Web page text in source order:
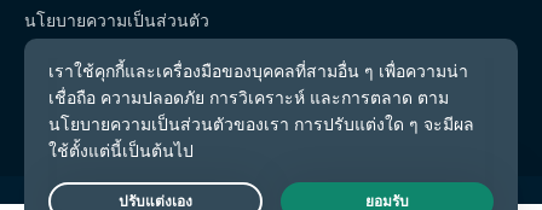
นโยบายความเป็นส่วนตัว
เงื่อนไขการให้บริการ
การตั้งค่าคุกกี้